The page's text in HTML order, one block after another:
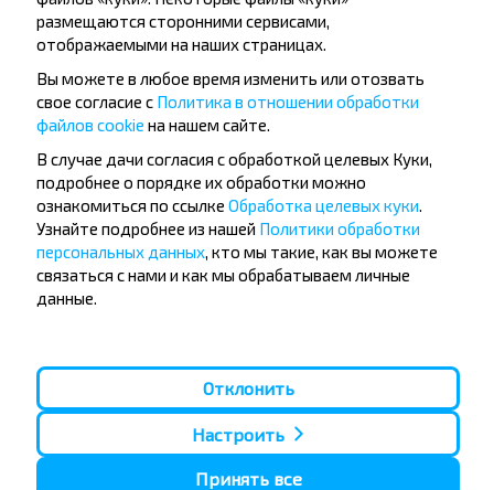
Малорита
Популярные направления из города
Брест
Брест
Минск
Купить
Брест
Купить
размещаются сторонними сервисами,
отображаемыми на наших страницах.
Вы можете в любое время изменить или отозвать
свое согласие с Политика в отношении обработки
файлов cookie на нашем сайте.
В случае дачи согласия с обработкой целевых Куки,
подробнее о порядке их обработки можно
ознакомиться по ссылке Обработка целевых куки
Узнайте подробнее из нашей Политики обработки
персональных данных , кто мы такие, как вы можете
связаться с нами и как мы обрабатываем личные
данные.
Отклонить
Настроить
Принять все